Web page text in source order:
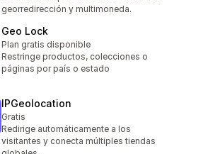
georredirección y multimoneda.
Geo Lock
Plan gratis disponible
Restringe productos, colecciones o
páginas por país o estado
IPGeolocation
Gratis
Redirige automáticamente a los
visitantes y conecta múltiples tiendas